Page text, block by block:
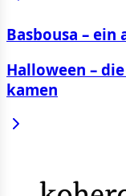
Basbousa – ein
Halloween –
kamen